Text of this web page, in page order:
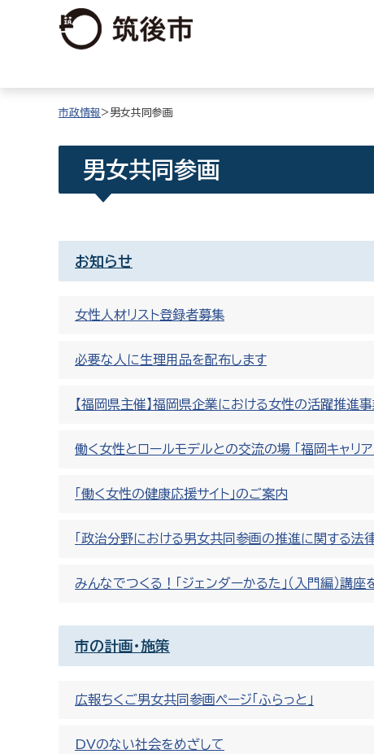
市政情報>男女共同参画
男女共同参画
お知らせ
女性人材リスト登録者募集
必要な人に生理用品を配布します
【福岡県主催】福岡県企業における女性の活躍推進
働く女性とロールモデルとの交流の場 「福岡キャリア
「働く女性の健康応援サイト」のご案内
「政治分野における男女共同参画の推進に関する法
みんなでつくる！「ジェンダーかるた」（入門編）講座
市の計画・施策
広報ちくご男女共同参画ページ「ふらっと」
DVのない社会をめざして